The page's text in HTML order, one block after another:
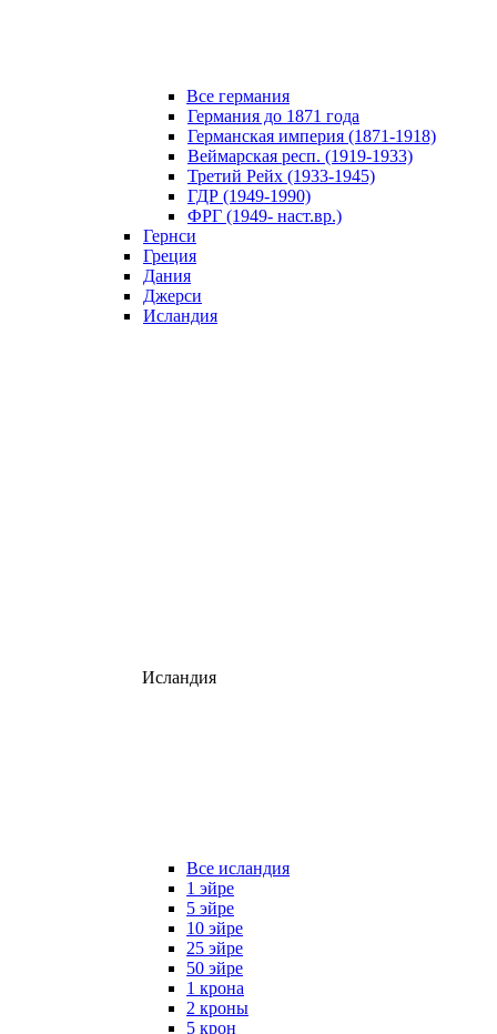
Все германия
Германия до 1871 года
Германская империя (1871-1918)
Веймарская респ. (1919-1933)
Третий Рейх (1933-1945)
ГДР (1949-1990)
ФРГ (1949- наст.вр.)
Гернси
Греция
Дания
Джерси
Исландия
Исландия
Все исландия
1 эйре
5 эйре
10 эйре
25 эйре
50 эйре
1 крона
2 кроны
5 крон